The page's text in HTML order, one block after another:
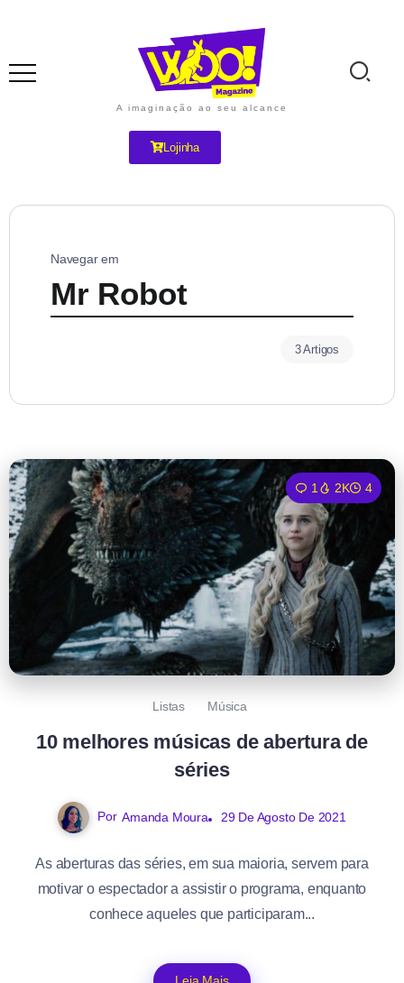
A imaginação ao seu alcance
Lojinha
Navegar em
Mr Robot
3 Artigos
1 2K 4
Listas Música
10 melhores músicas de abertura de
séries
Por Amanda Moura 29 De Agosto De 2021
As aberturas das séries, em sua maioria, servem para
motivar o espectador a assistir o programa, enquanto
conhece aqueles que participaram...